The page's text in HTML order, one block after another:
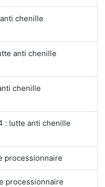
chenille
anti chenille
chenille
: lutte anti chenille
processionnaire
processionnaire